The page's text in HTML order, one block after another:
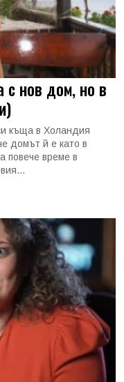
нов дом, но в
къща в Холандия
домът й е като в
повече време в